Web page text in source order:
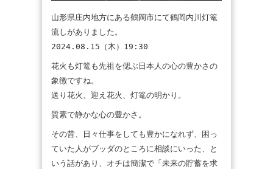
山形県庄内地方にある鶴岡市にて鶴岡内川灯篭
流しがありました。
2024.08.15（木）19:30
花火も灯篭も先祖を偲ぶ日本人の心の豊かさの
象徴ですね。
送り花火、迎え花火、灯篭の明かり。
質素で静かな心の豊かさ。
その昔、日々仕事をしても豊かになれず、困っ
ていた人がブッダのところに相談にいった、と
いう話があり、オチは簡潔で「未来の貯蓄を求